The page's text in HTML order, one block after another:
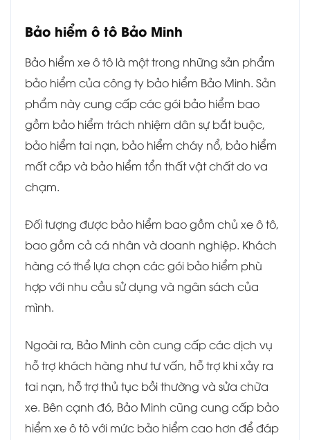
Bảo hiểm ô tô Bảo Minh
Bảo hiểm xe ô tô là một trong những sản phẩm
bảo hiểm của công ty bảo hiểm Bảo Minh. Sản
phẩm này cung cấp các gói bảo hiểm bao
gồm bảo hiểm trách nhiệm dân sự bắt buộc,
bảo hiểm tai nạn, bảo hiểm cháy nổ, bảo hiểm
mất cắp và bảo hiểm tổn thất vật chất do va
chạm.
Đối tượng được bảo hiểm bao gồm chủ xe ô tô,
bao gồm cả cá nhân và doanh nghiệp. Khách
hàng có thể lựa chọn các gói bảo hiểm phù
hợp với nhu cầu sử dụng và ngân sách của
mình.
Ngoài ra, Bảo Minh còn cung cấp các dịch vụ
hỗ trợ khách hàng như tư vấn, hỗ trợ khi xảy ra
tai nạn, hỗ trợ thủ tục bồi thường và sửa chữa
xe. Bên cạnh đó, Bảo Minh cũng cung cấp bảo
hiểm xe ô tô với mức bảo hiểm cao hơn để đáp